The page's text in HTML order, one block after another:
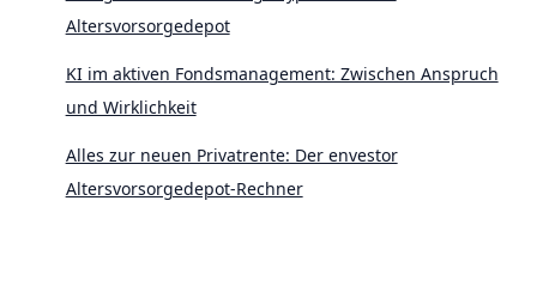
Altersvorsorgedepot
KI im aktiven Fondsmanagement: Zwischen Anspruch
und Wirklichkeit
Alles zur neuen Privatrente: Der envestor
Altersvorsorgedepot-Rechner